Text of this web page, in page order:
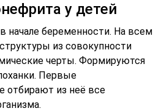
у детей
начале беременности. На всем
из совокупности
черты. Формируются
Первые
отбирают из неё все